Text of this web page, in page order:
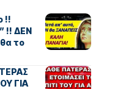
!!
!! ΔΕΝ
το
ΓΙΑ